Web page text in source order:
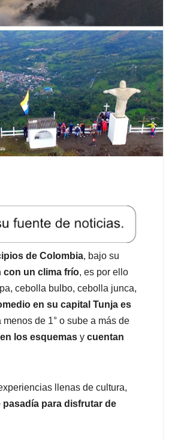
de Colombia, bajo su
con un clima frío, es por ello
cebolla bulbo, cebolla junca,
en su capital Tunja es
de 1° o sube a más de
los esquemas y cuentan
llenas de cultura,
pasadía para disfrutar de